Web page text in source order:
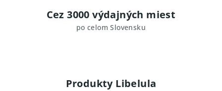
Cez 3000 výdajných miest
po celom Slovensku
Produkty Libelula